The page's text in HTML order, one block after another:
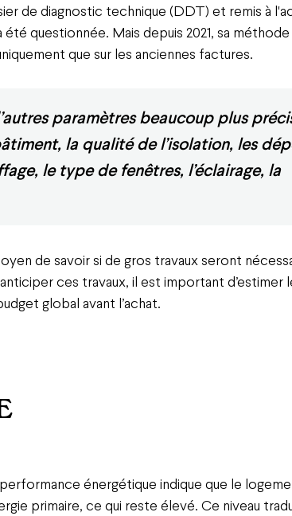
de diagnostic technique (DDT) et remis à
questionnée. Mais depuis 2021, sa
que sur les anciennes factures.
paramètres beaucoup plus
la qualité de l’isolation, les
le type de fenêtres, l’éclairage, la
de savoir si de gros travaux seront
ces travaux, il est important d’estimer
global avant l’achat.
énergétique indique que le
primaire, ce qui reste élevé. Ce niveau